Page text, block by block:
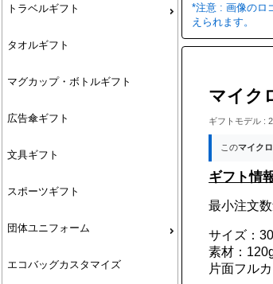
トラベルギフト
タオルギフト
マグカップ・ボトルギフト
広告傘ギフト
文具ギフト
スポーツギフト
団体ユニフォーム
エコバッグカスタマイズ
*注意 : 画像のロ
えられます。
マイク
ギフトモデル :
このマイク
ギフト情
最小注文
サイズ：
素材：
片面フル